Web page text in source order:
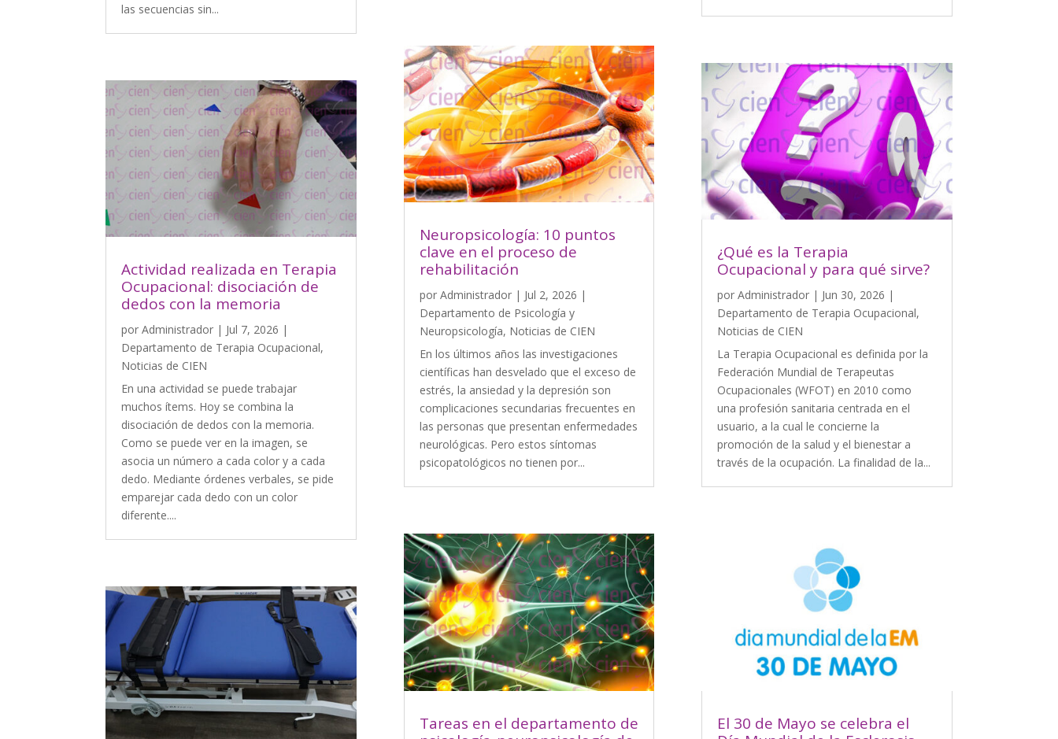
las secuencias sin...
Actividad realizada en Terapia
Ocupacional: disociación de
dedos con la memoria
porAdministrador | Jul 7, 2026 |
Departamento de Terapia Ocupacional,
Noticias de CIEN
En una actividad se puede trabajar
muchos ítems. Hoy se combina la
disociación de dedos con la memoria.
Como se puede ver en la imagen, se
asocia un número a cada color y a cada
dedo. Mediante órdenes verbales, se pide
emparejar cada dedo con un color
diferente....
Neuropsicología: 10 puntos
clave en el proceso de
rehabilitación
por Administrador| Jul 2, 2026 |
Departamento de Psicología y
Neuropsicología, Noticias de CIEN
En los últimos años las investigaciones
científicas han desvelado que el exceso de
estrés, la ansiedad y la depresión son
complicaciones secundarias frecuentes en
las personas que presentan enfermedades
neurológicas. Pero estos síntomas
psicopatológicos no tienen por...
Tareas en el departamento de
¿Qué es la Terapia
Ocupacional y para qué sirve?
por Administrador| Jun 30, 2026 |
Departamento de Terapia Ocupacional,
Noticias de CIEN
La Terapia Ocupacional es definida por la
Federación Mundial de Terapeutas
Ocupacionales (WFOT) en 2010 como
una profesión sanitaria centrada en el
usuario, a la cual le concierne la
promoción de la salud y el bienestar a
través de la ocupación. La finalidad de la...
El 30 de Mayo se celebra el